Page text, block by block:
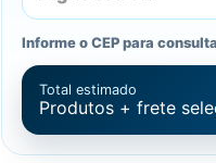
Informe o CEP para
Total estimado
Produtos + frete